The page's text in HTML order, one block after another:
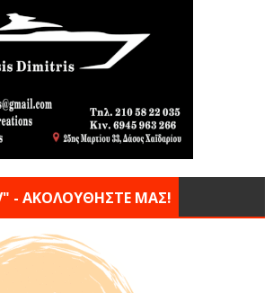
- ΑΚΟΛΟΥΘΗΣΤΕ ΜΑΣ!